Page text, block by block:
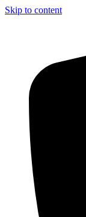
Skip to content